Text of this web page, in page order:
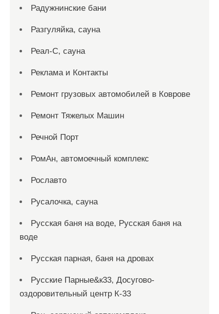
Радужнинские бани
Разгуляйка, сауна
Реал-С, сауна
Реклама и Контакты
Ремонт грузовых автомобилей в Коврове
Ремонт Тяжелых Машин
Речной Порт
РомАн, автомоечный комплекс
Рославто
Русалочка, сауна
Русская баня на воде, Русская баня на
воде
Русская парная, баня на дровах
Русские Парные&к33, Досугово-
оздоровительный центр К-33